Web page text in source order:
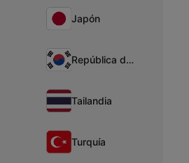
Japón
República de Corea
Tailandia
Turquía